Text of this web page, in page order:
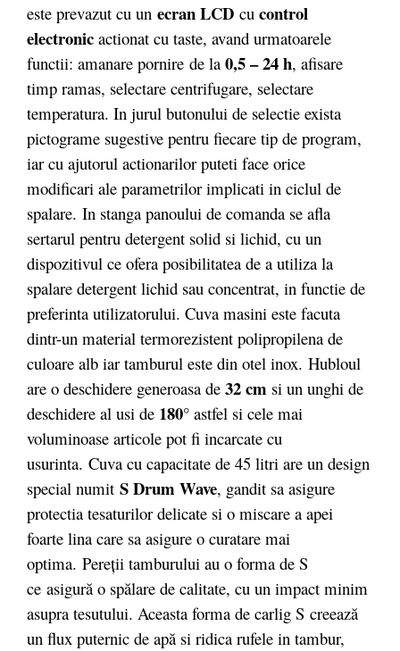
este prevazut cu un ecran LCD cu control
electronic actionat cu taste, avand urmatoarele
functii: amanare pornire de la 0,5 – 24 h, afisare
timp ramas, selectare centrifugare, selectare
temperatura. In jurul butonului de selectie exista
pictograme sugestive pentru fiecare tip de program,
iar cu ajutorul actionarilor puteti face orice
modificari ale parametrilor implicati in ciclul de
spalare. In stanga panoului de comanda se afla
sertarul pentru detergent solid si lichid, cu un
dispozitivul ce ofera posibilitatea de a utiliza la
spalare detergent lichid sau concentrat, in functie de
preferinta utilizatorului. Cuva masini este facuta
dintr-un material termorezistent polipropilena de
culoare alb iar tamburul este din otel inox. Hubloul
are o deschidere generoasa de 32 cm si un unghi de
deschidere al usi de 180° astfel si cele mai
voluminoase articole pot fi incarcate cu
usurinta. Cuva cu capacitate de 45 litri are un design
special numit S Drum Wave, gandit sa asigure
protectia tesaturilor delicate si o miscare a apei
foarte lina care sa asigure o curatare mai
optima. Pereții tamburului au o forma de S
ce asigură o spălare de calitate, cu un impact minim
asupra tesutului. Aceasta forma de carlig S creează
un flux puternic de apă si ridica rufele in tambur,